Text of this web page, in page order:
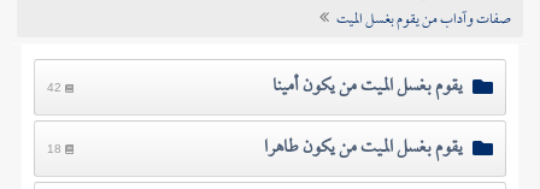
صفات وآداب من يقوم بغسل الميت
يقوم بغسل الميت من يكون أمينا 42
يقوم بغسل الميت من يكون طاهرا 18